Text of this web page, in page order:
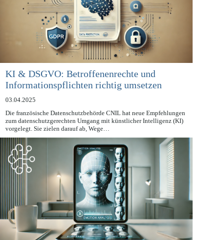
KI & DSGVO: Betroffenenrechte und
Informationspflichten richtig umsetzen
03.04.2025
Die französische Datenschutzbehörde CNIL hat neue Empfehlungen
zum datenschutzgerechten Umgang mit künstlicher Intelligenz (KI)
vorgelegt. Sie zielen darauf ab, Wege…